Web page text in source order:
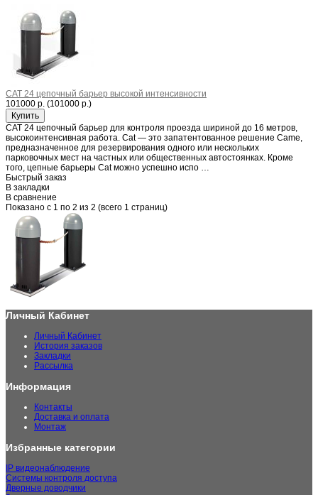
CAT 24 цепочный барьер высокой интенсивности
101000 р. (101000 р.)
CAT 24 цепочный барьер для контроля проезда шириной до 16 метров,
высокоинтенсивная работа. Cat ― это запатентованное решение Came,
предназначенное для резервирования одного или нескольких
парковочных мест на частных или общественных автостоянках. Кроме
того, цепные барьеры Cat можно успешно испо …
Быстрый заказ
В закладки
В сравнение
Показано с 1 по 2 из 2 (всего 1 страниц)
Личный Кабинет
Личный Кабинет
История заказов
Закладки
Рассылка
Информация
Контакты
Доставка и оплата
Монтаж
Избранные категории
IP видеонаблюдение
Системы контроля доступа
Дверные доводчики